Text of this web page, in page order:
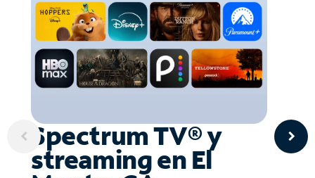
Spectrum TV® y
streaming en El